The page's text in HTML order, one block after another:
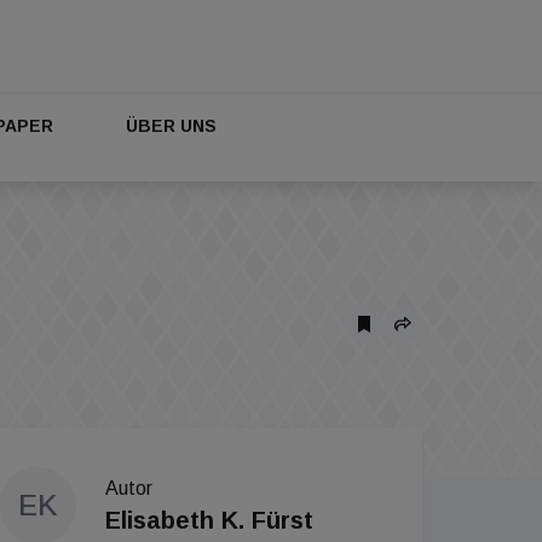
ÜBER UNS
EK
Autor
Elisabeth K. Fürst